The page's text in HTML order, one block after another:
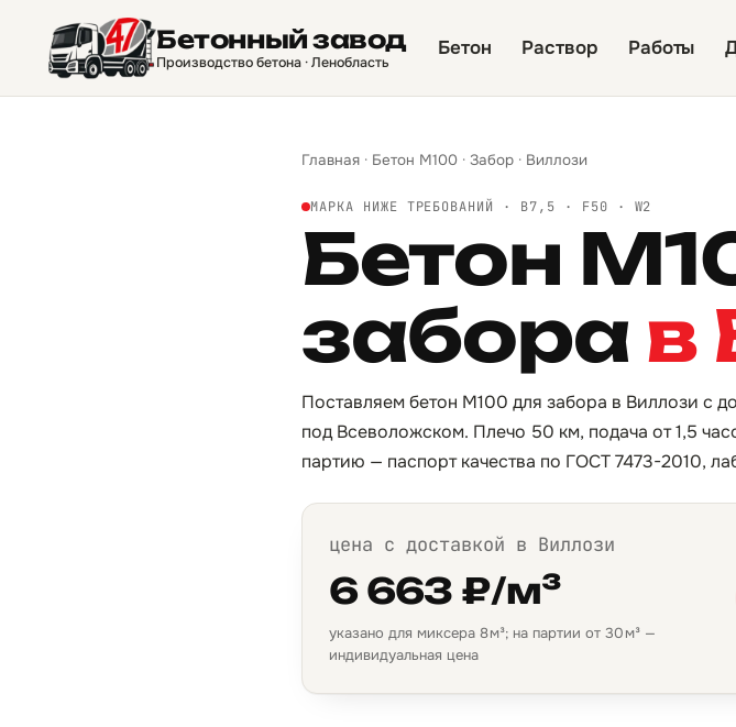
Бетонный завод
Производство бетона · Ленобласть
Бетон Раствор Работы
Главная · Бетон М100 · Забор · Виллози
МАРКА НИЖЕ ТРЕБОВАНИЙ · B7,5 · F50 · W2
Бетон
забора в
Поставляем бетон М100 для забора в Виллози с
под Всеволожском. Плечо 50 км, подача от 1,5
партию — паспорт качества по ГОСТ 7473-2010,
цена с доставкой в Виллози
6 663 ₽/м³
указано для миксера 8 м³; на партии от 30 м³ —
индивидуальная цена